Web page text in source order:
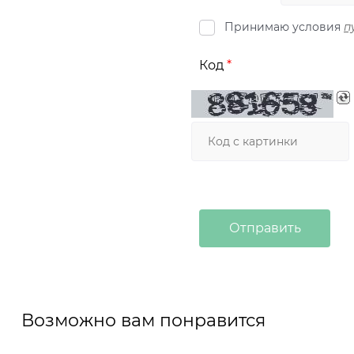
Принимаю условия
Код
Возможно вам понравится